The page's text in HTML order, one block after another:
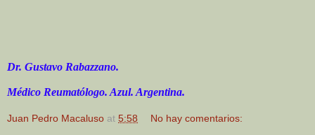
Dr. Gustavo Rabazzano.
Médico Reumatólogo. Azul. Argentina.
Juan Pedro Macaluso at 5:58 No hay comentarios: